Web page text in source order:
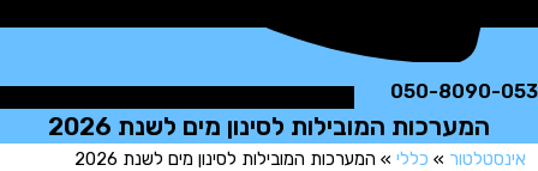
050-
המערכות המובילות לסינון מים לשנת 2026
»כללי»המערכות המובילות לסינון מים לשנת 2026